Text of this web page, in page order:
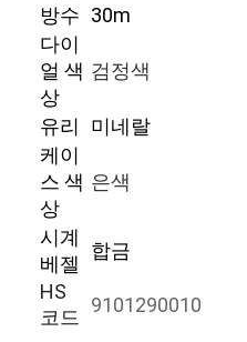
홈
제품
우리 에 관한 것
공장 투어
품질 관리
방수 30m
다이
얼 색
상
검정색
유리
미네랄
케이
스 색
상
은색
시계
베젤
합금
HS
코드
9101290010